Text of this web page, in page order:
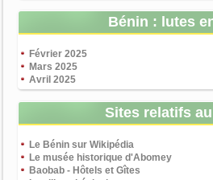
Bénin : lutes
Février 2025
Mars 2025
Avril 2025
Sites relatifs
Le Bénin sur Wikipédia
Le musée historique d'Abomey
Baobab - Hôtels et Gîtes